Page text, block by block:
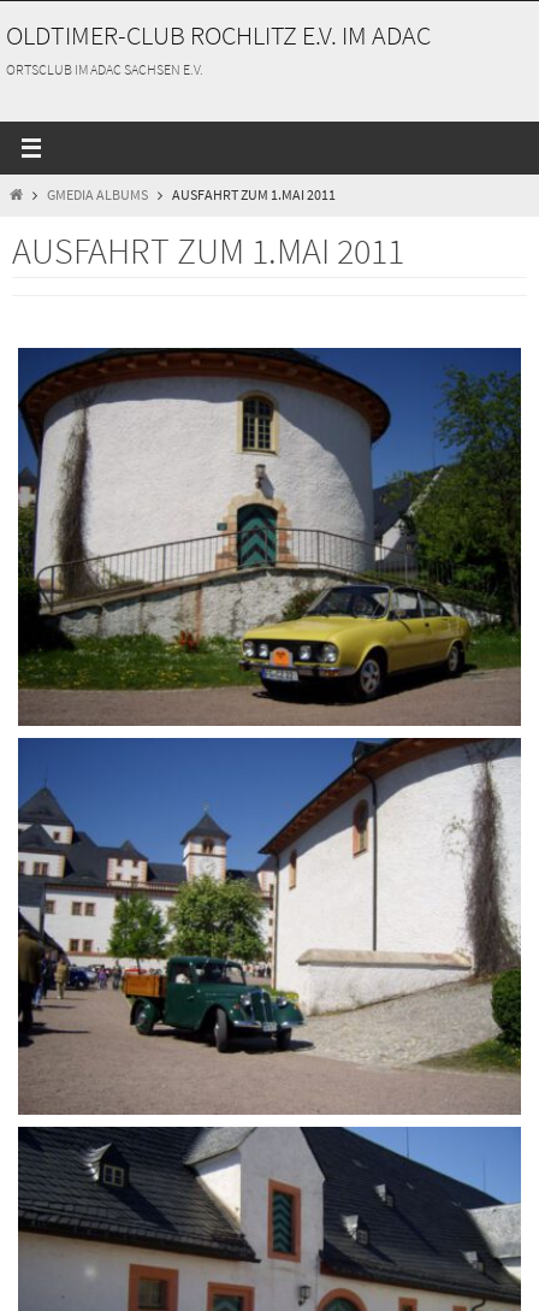
Inhalt
springen
OLDTIMER-CLUB ROCHLITZ E.V. IM ADAC
ORTSCLUB IM ADAC SACHSEN E.V.
STARTGMEDIA ALBUMS AUSFAHRT ZUM 1.MAI 2011
AUSFAHRT ZUM 1.MAI 2011